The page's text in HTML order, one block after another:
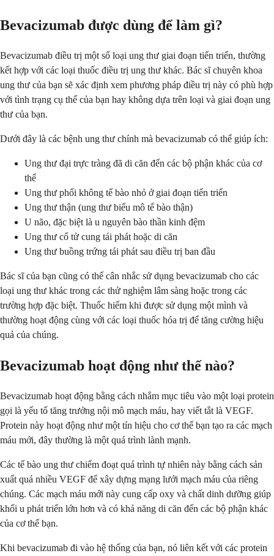
Bevacizumab được dùng để làm gì?
Bevacizumab điều trị một số loại ung thư giai đoạn tiến triển, thường
kết hợp với các loại thuốc điều trị ung thư khác. Bác sĩ chuyên khoa
ung thư của bạn sẽ xác định xem phương pháp điều trị này có phù hợp
với tình trạng cụ thể của bạn hay không dựa trên loại và giai đoạn ung
thư của bạn.
Dưới đây là các bệnh ung thư chính mà bevacizumab có thể giúp ích:
Ung thư đại trực tràng đã di căn đến các bộ phận khác của cơ
thể
Ung thư phổi không tế bào nhỏ ở giai đoạn tiến triển
Ung thư thận (ung thư biểu mô tế bào thận)
U não, đặc biệt là u nguyên bào thần kinh đệm
Ung thư cổ tử cung tái phát hoặc di căn
Ung thư buồng trứng tái phát sau điều trị ban đầu
Bác sĩ của bạn cũng có thể cân nhắc sử dụng bevacizumab cho các
loại ung thư khác trong các thử nghiệm lâm sàng hoặc trong các
trường hợp đặc biệt. Thuốc hiếm khi được sử dụng một mình và
thường hoạt động cùng với các loại thuốc hóa trị để tăng cường hiệu
quả của chúng.
Bevacizumab hoạt động như thế nào?
Bevacizumab hoạt động bằng cách nhắm mục tiêu vào một loại protein
gọi là yếu tố tăng trưởng nội mô mạch máu, hay viết tắt là VEGF.
Protein này hoạt động như một tín hiệu cho cơ thể bạn tạo ra các mạch
máu mới, đây thường là một quá trình lành mạnh.
Các tế bào ung thư chiếm đoạt quá trình tự nhiên này bằng cách sản
xuất quá nhiều VEGF để xây dựng mạng lưới mạch máu của riêng
chúng. Các mạch máu mới này cung cấp oxy và chất dinh dưỡng giúp
khối u phát triển lớn hơn và có khả năng di căn đến các bộ phận khác
của cơ thể bạn.
Khi bevacizumab đi vào hệ thống của bạn, nó liên kết với các protein